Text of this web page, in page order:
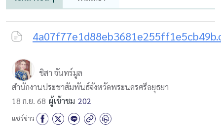
ชิสา จันทร์มูล
สำนักงานประชาสัมพันธ์จังหวัดพระนครศรีอยุธยา
18 ก.ย. 68 ผู้เข้าชม 202
แชร์ข่าว